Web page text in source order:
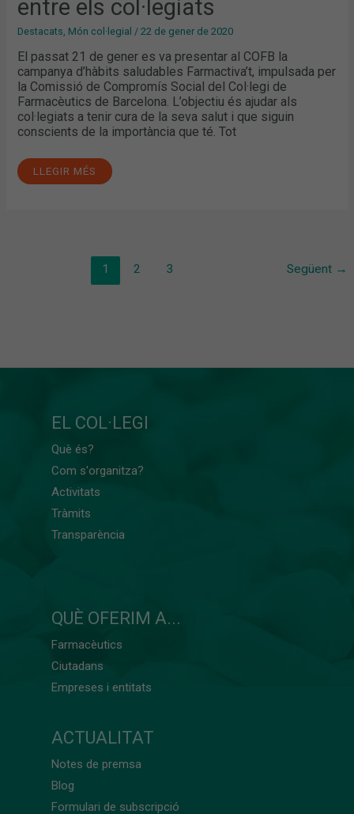
entre els col·legiats
Destacats, Món col·legial /22 de gener de 2020
El passat 21 de gener es va presentar al COFB la
campanya d’hàbits saludables Farmactiva’t, impulsada per
la Comissió de Compromís Social del Col·legi de
Farmacèutics de Barcelona. L’objectiu és ajudar als
col·legiats a tenir cura de la seva salut i que siguin
conscients de la importància que té. Tot
LLEGIR MÉS
1 2 3 Següent →
EL COL·LEGI
Què és?
Com s'organitza?
Activitats
Tràmits
Transparència
QUÈ OFERIM A...
Farmacèutics
Ciutadans
Empreses i entitats
ACTUALITAT
Notes de premsa
Blog
Formulari de subscripció